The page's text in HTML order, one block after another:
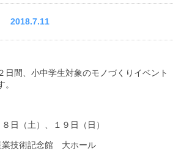
2018.7.11
日間、小中学生対象のモノづくりイベント
。
日（土）、１９日（日）
業技術記念館 大ホール